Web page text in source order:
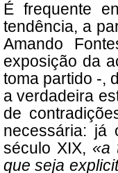
É frequente
tendência, a
Amando
exposição da
toma partido -,
a verdadeira
de
necessária: já
século XIX, «a
que seja